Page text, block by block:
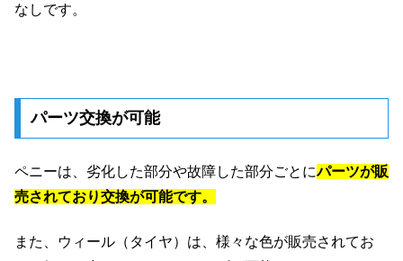
なしです。
パーツ交換が可能
ペニーは、劣化した部分や故障した部分ごとにパーツが販
売されており交換が可能です。
また、ウィール（タイヤ）は、様々な色が販売されてお